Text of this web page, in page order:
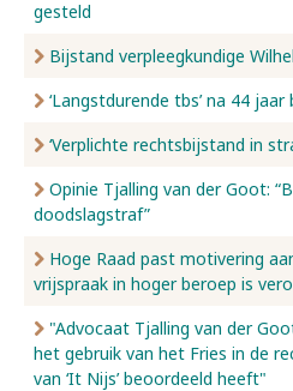
gesteld
Bijstand verpleegkundige
‘Langstdurende tbs’ na 44 jaar
‘Verplichte rechtsbijstand in
Opinie Tjalling van der Goot:
doodslagstraf”
Hoge Raad past motivering
vrijspraak in hoger beroep is
"Advocaat Tjalling van der
het gebruik van het Fries in de
van ‘It Nijs’ beoordeeld heeft"